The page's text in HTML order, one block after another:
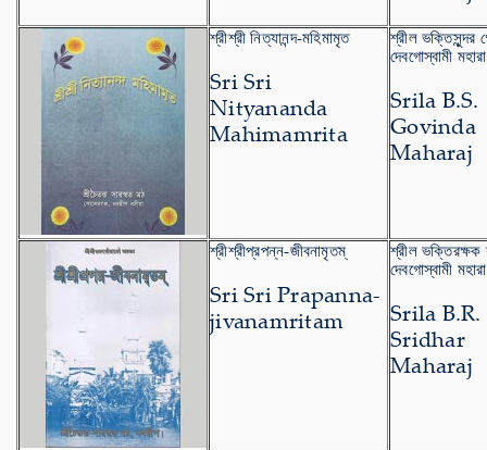
শ্রীশ্রী নিত্যানন্দ-মহিমামৃত
Sri Sri
Nityananda
Mahimamrita
শ্রীল ভক্তিসুন্দর
দেবগোস্বামী
Srila B.S.
Govinda
Maharaj
শ্রীশ্রীপ্রপন্ন-জীবনামৃতম্
Sri Sri Prapanna-
jivanamritam
শ্রীল ভক্তিরক্ষক
দেবগোস্বামী
Srila B.R.
Sridhar
Maharaj